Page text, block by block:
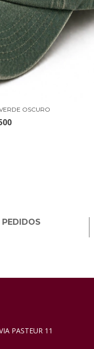
OSCURO
PASTEUR 11